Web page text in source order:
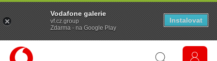
Vodafone galerie
vf.cz.group
Zdarma - na Google Play
Instalovat